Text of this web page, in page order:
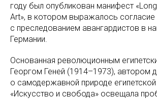
году был опубликован манифест
Art», в котором выражалось согласие
с преследованием авангардистов в
Германии.
Основанная революционным
Георгом Геней (1914–1973), автором
о самодержавной природе египетской
«Искусство и свобода» освещала